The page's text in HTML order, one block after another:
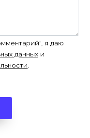
я даю
данных и
.